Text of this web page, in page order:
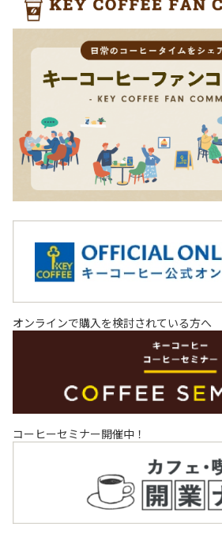
オンラインで購入を検討されている方へ
コーヒーセミナー開催中！